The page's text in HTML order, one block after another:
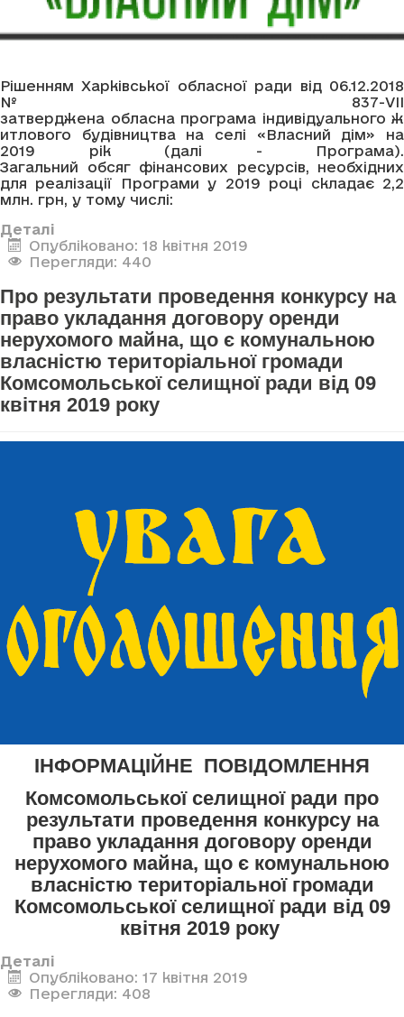
Рішенням Харківської обласної ради від 06.12.2018
№ 837-VIІ
затверджена обласна програма індивідуального ж
итлового будівництва на селі «Власний дім» на
2019 рік (далі - Програма).
Загальний обсяг фінансових ресурсів, необхідних
для реалізації Програми у 2019 році складає 2,2
млн. грн, у тому числі:
Деталі
Опубліковано: 18 квітня 2019
Перегляди: 440
Про результати проведення конкурсу на
право укладання договору оренди
нерухомого майна, що є комунальною
власністю територіальної громади
Комсомольської селищної ради від 09
квітня 2019 року
ІНФОРМАЦІЙНЕ ПОВІДОМЛЕННЯ
Комсомольської селищної ради про
результати проведення конкурсу на
право укладання договору оренди
нерухомого майна, що є комунальною
власністю територіальної громади
Комсомольської селищної ради від 09
квітня 2019 року
Деталі
Опубліковано: 17 квітня 2019
Перегляди: 408